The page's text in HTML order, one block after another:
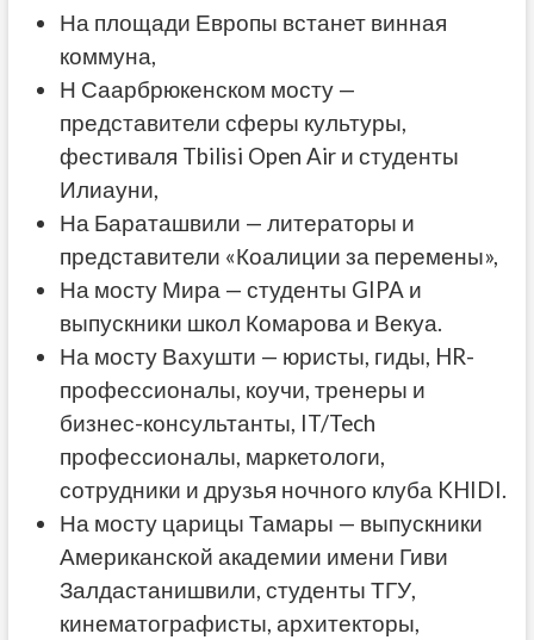
На площади Европы встанет винная
коммуна,
Н Саарбрюкенском мосту —
представители сферы культуры,
фестиваля Tbilisi Open Air и студенты
Илиауни,
На Бараташвили — литераторы и
представители «Коалиции за перемены»,
На мосту Мира — студенты GIPA и
выпускники школ Комарова и Векуа.
На мосту Вахушти — юристы, гиды, HR-
профессионалы, коучи, тренеры и
бизнес-консультанты, IT/Tech
профессионалы, маркетологи,
сотрудники и друзья ночного клуба KHIDI.
На мосту царицы Тамары — выпускники
Американской академии имени Гиви
Залдастанишвили, студенты ТГУ,
кинематографисты, архитекторы,